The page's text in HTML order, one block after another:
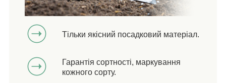
Тільки якісний посадковий матеріал.
Гарантія сортності, маркування
кожного сорту.